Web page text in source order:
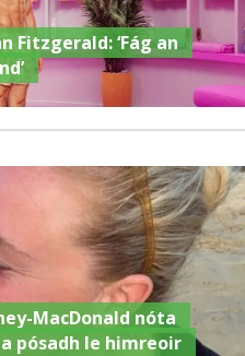
Fitzgerald: ‘Fág an
MacDonald nóta
pósadh le himreoir